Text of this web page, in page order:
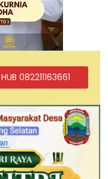
082211163661